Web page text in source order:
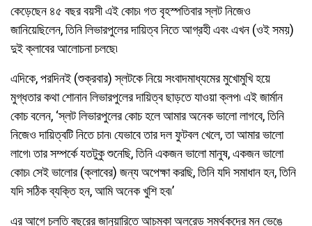
কেড়েছেন ৪৫ বছর বয়সী এই কোচ৷ গত বৃহস্পতিবার স্লট নিজেও
জানিয়েছিলেন, তিনি লিভারপুলের দায়িত্ব নিতে আগ্রহী এবং এখন (ওই সময়)
দুই ক্লাবের আলোচনা চলছে৷
এদিকে, পরদিনই (শুক্রবার) স্লটকে নিয়ে সংবাদমাধ্যমের মুখোমুখি হয়ে
মুগ্ধতার কথা শোনান লিভারপুলের দায়িত্ব ছাড়তে যাওয়া ক্লপ৷ এই জার্মান
কোচ বলেন, ‘স্লট লিভারপুলের কোচ হলে আমার অনেক ভালো লাগবে, তিনি
নিজেও দায়িত্বটি নিতে চান৷ যেভাবে তার দল ফুটবল খেলে, তা আমার ভালো
লাগে৷ তার সম্পর্কে যতটুকু শুনেছি, তিনি একজন ভালো মানুষ, একজন ভালো
কোচ৷ সেই ভালোর (ক্লাবের) জন্য অপেক্ষা করছি, তিনি যদি সমাধান হন, তিনি
যদি সঠিক ব্যক্তি হন, আমি অনেক খুশি হব৷’
এর আগে চলতি বছরের জানুয়ারিতে আচমকা অলরেড সমর্থকদের মন ভেঙে